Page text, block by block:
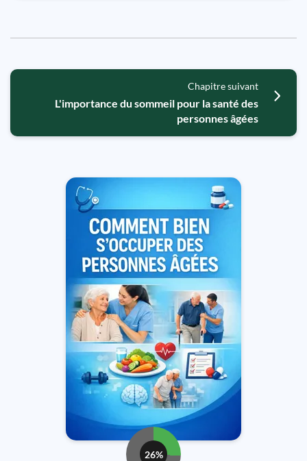
Chapitre suivant
L'importance du sommeil pour la santé des
personnes âgées
26%